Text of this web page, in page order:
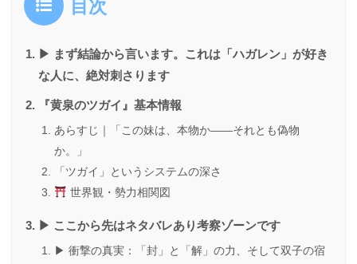
目次
▶ まず結論から言います。これは「ハガレン」が好き
な人に、絶対刺さります
『黄泉のツガイ』基本情報
あらすじ｜「この妹は、本物か――それとも偽物
か。」
「ツガイ」というシステムの深さ
世界観・勢力相関図
▶ ここから先はネタバレあり考察ゾーンです
▶ 衝撃の真実：「封」と「解」の力、そして双子の宿